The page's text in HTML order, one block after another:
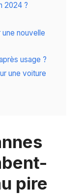
2024 ?
nouvelle
usage ?
une voiture
pire